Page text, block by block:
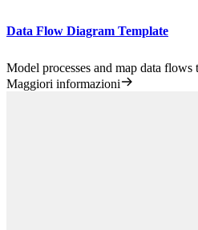
Data Flow Diagram Template
Model processes and map data flows
Maggiori informazioni